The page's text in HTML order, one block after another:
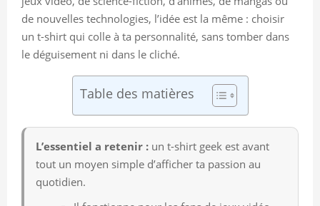
de nouvelles technologies, l’idée est la même : choisir
un t-shirt qui colle à ta personnalité, sans tomber dans
le déguisement ni dans le cliché.
Table des matières
L’essentiel a retenir : un t-shirt geek est avant
tout un moyen simple d’afficher ta passion au
quotidien.